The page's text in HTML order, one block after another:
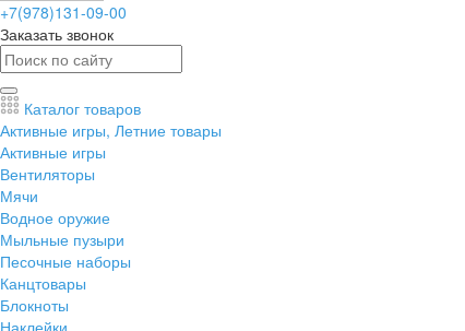
+7(978)131-09-00
Заказать звонок
Каталог товаров
Активные игры, Летние товары
Активные игры
Вентиляторы
Мячи
Водное оружие
Мыльные пузыри
Песочные наборы
Канцтовары
Блокноты
Наклейки